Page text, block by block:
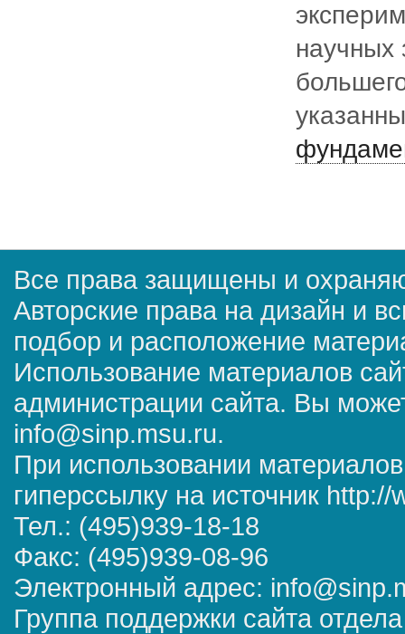
научных
Все права защищены и
Авторские права на дизайн и
подбор и расположение
Использование материалов
администрации сайта. Вы
info@sinp.msu.ru.
При использовании
гиперссылку на источник
Тел.: (495)939-18-18
Факс: (495)939-08-96
Электронный адрес:
Группа поддержки сайта